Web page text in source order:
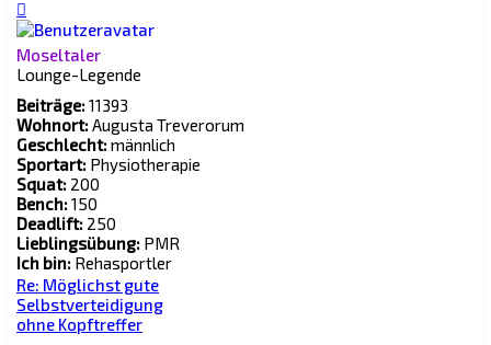
oben
Moseltaler
Lounge-Legende
Beiträge:11393
Wohnort:Augusta Treverorum
Geschlecht:männlich
Sportart: Physiotherapie
Squat: 200
Bench:150
Deadlift: 250
Lieblingsübung: PMR
Ich bin: Rehasportler
Re: Möglichst gute
Selbstverteidigung
ohne Kopftreffer